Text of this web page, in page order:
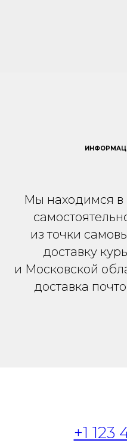
Мы находимся
из точки
доставку
и Московской
доставка
+1 123